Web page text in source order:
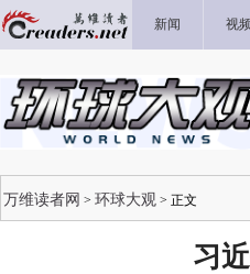
新闻 视
万维读者网 > 环球大观 > 正文
习